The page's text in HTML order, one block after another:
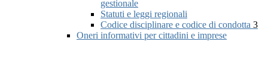
gestionale
Statuti e leggi regionali
Codice disciplinare e codice di condotta 3
Oneri informativi per cittadini e imprese